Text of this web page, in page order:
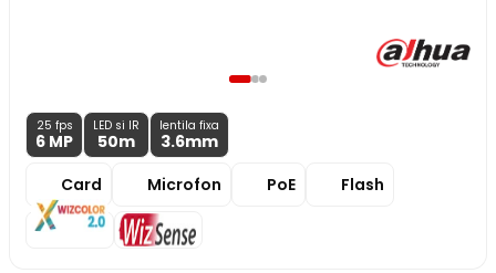
25 fps
6 MP
LED si IR
50m
lentila fixa
3.6mm
Card
Microfon PoE Flash